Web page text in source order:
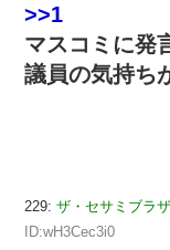
>>1
マスコミに発
議員の気持ち
229: ザ・セサミブラ
ID:wH3Cec3i0